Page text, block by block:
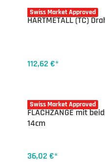
Swiss Market Approved
16-7540.12
HARTMETALL (TC)
112,62 €*
Swiss Market Approved
16-7537.14
FLACHZANGE mit
14cm
36,02 €*